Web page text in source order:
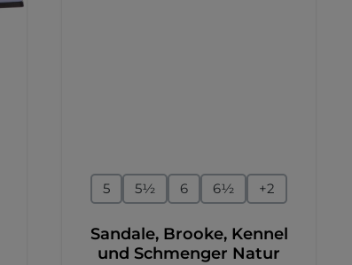
Größeauswählen
5 5½ 6 6½ +2
Sandale, Brooke, Kennel
und Schmenger Natur